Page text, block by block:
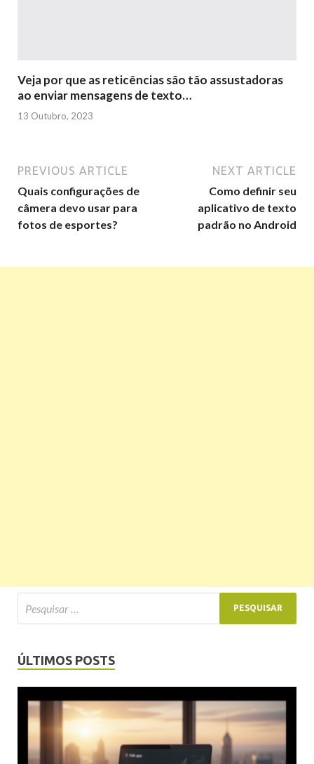
Veja por que as reticências são tão assustadoras
ao enviar mensagens de texto…
13 Outubro, 2023
PREVIOUS ARTICLE
Quais configurações de
câmera devo usar para
fotos de esportes?
NEXT ARTICLE
Como definir seu
aplicativo de texto
padrão no Android
ÚLTIMOS POSTS